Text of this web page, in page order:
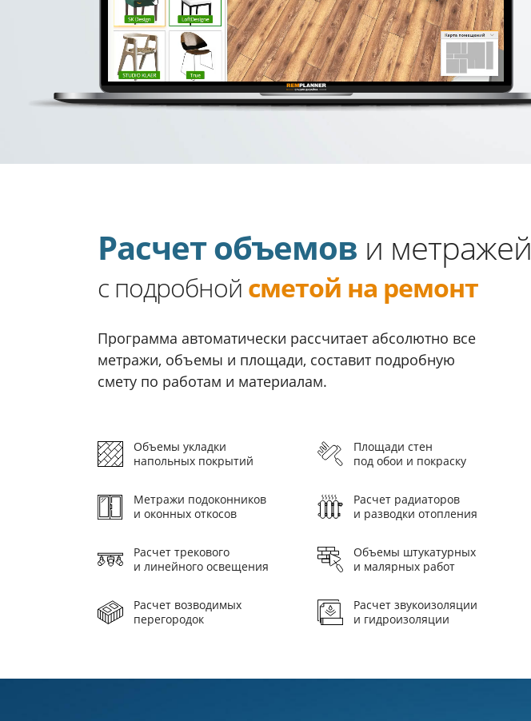
Расчет объемов и метражей
с подробной сметой на ремонт
Программа автоматически рассчитает абсолютно все
метражи, объемы и площади, составит подробную
смету по работам и материалам.
Объемы укладки
напольных покрытий
Площади стен
под обои и покраску
Метражи подоконников
и оконных откосов
Расчет радиаторов
и разводки отопления
Расчет трекового
и линейного освещения
Объемы штукатурных
и малярных работ
Расчет возводимых
перегородок
Расчет звукоизоляции
и гидроизоляции